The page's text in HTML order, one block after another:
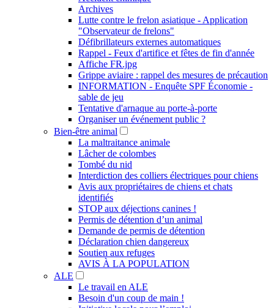
Archives
Lutte contre le frelon asiatique - Application
"Observateur de frelons"
Défibrillateurs externes automatiques
Rappel - Feux d'artifice et fêtes de fin d'année
Affiche FR.jpg
Grippe aviaire : rappel des mesures de précaution
INFORMATION - Enquête SPF Économie -
sable de jeu
Tentative d'arnaque au porte-à-porte
Organiser un événement public ?
Bien-être animal
La maltraitance animale
Lâcher de colombes
Tombé du nid
Interdiction des colliers électriques pour chiens
Avis aux propriétaires de chiens et chats
identifiés
STOP aux déjections canines !
Permis de détention d’un animal
Demande de permis de détention
Déclaration chien dangereux
Soutien aux refuges
AVIS À LA POPULATION
ALE
Le travail en ALE
Besoin d'un coup de main !